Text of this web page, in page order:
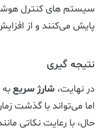
سیستم های کنترل
پایش می‌کنند و از
نتیجه گیری
در نهایت، شارژ سریع
اما می‌تواند با گذشت
حال، با رعایت نکاتی